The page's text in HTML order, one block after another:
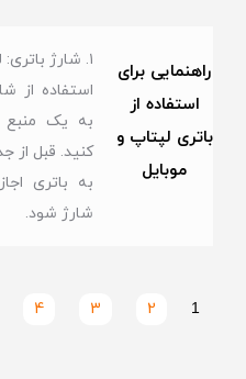
راهنمایی برای
استفاده از
باتری لپتاپ و
موبایل
۱. شارژ
استفاده از
به یک
کنید. قبل از
به باتری
شارژ شود.
1
2
3
4